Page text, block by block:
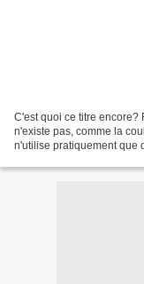
C'est quoi ce titre encore?
n'existe pas, comme la
n'utilise pratiquement que